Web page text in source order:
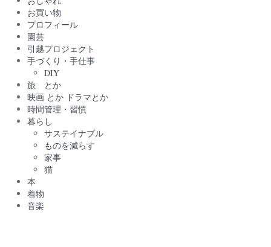
お買い物
プロフィール
園芸
引越プロジェクト
手づくり・手仕事
DIY
旅 とか
映画 とか ドラマとか
時間管理・習慣
暮らし
サステイナブル
ものを減らす
家事
猫
本
着物
音楽